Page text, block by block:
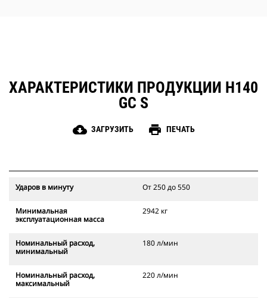
ХАРАКТЕРИСТИКИ ПРОДУКЦИИ H140
GC S
cloud_download ЗАГРУЗИТЬ print ПЕЧАТЬ
Ударов в минуту От 250 до 550
Минимальная
эксплуатационная масса
2942 кг
Номинальный расход,
минимальный
180 л/мин
Номинальный расход,
максимальный
220 л/мин